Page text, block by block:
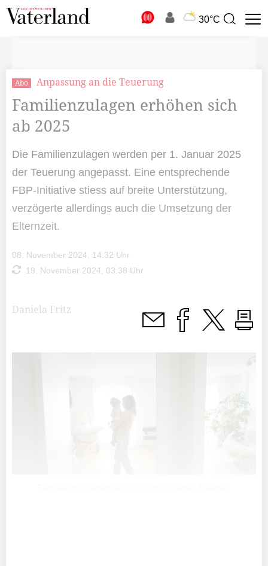
30°C
Suchbegriff
Abo Anpassung an die Teuerung
Familienzulagen erhöhen sich
ab 2025
Die Familienzulagen werden per 1. Januar 2025
der Teuerung angepasst. Eine entsprechende
FBP-Initiative stiess auf breite Unterstützung,
verzögerte allerdings auch die Umsetzung der
Elternzeit.
08. November 2024, 14:32 Uhr
19. November 2024, 03:38 Uhr
Daniela Fritz